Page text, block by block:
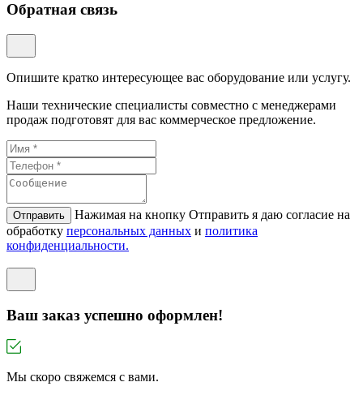
Обратная связь
Опишите кратко интересующее вас оборудование или услугу.
Наши технические специалисты совместно с менеджерами
продаж подготовят для вас коммерческое предложение.
Отправить
Нажимая на кнопку Отправить я даю согласие на
обработку персональных данных и политикa
конфиденциальности.
Ваш заказ успешно оформлен!
Мы скоро свяжемся с вами.